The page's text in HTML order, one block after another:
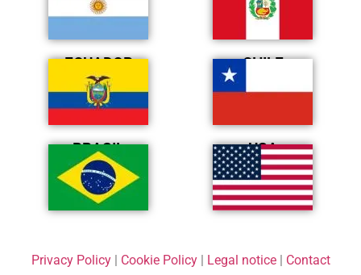
ECUADOR CHILE
BRASIL USA
Privacy Policy| Cookie Policy| Legal notice| Contact